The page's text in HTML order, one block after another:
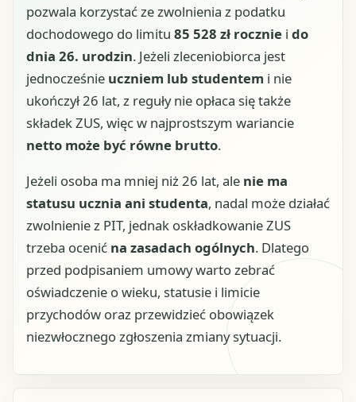
pozwala korzystać ze zwolnienia z podatku
dochodowego do limitu 85 528 zł rocznie i do
dnia 26. urodzin. Jeżeli zleceniobiorca jest
jednocześnie uczniem lub studentem i nie
ukończył 26 lat, z reguły nie opłaca się także
składek ZUS, więc w najprostszym wariancie
netto może być równe brutto.
Jeżeli osoba ma mniej niż 26 lat, ale nie ma
statusu ucznia ani studenta, nadal może działać
zwolnienie z PIT, jednak oskładkowanie ZUS
trzeba ocenić na zasadach ogólnych. Dlatego
przed podpisaniem umowy warto zebrać
oświadczenie o wieku, statusie i limicie
przychodów oraz przewidzieć obowiązek
niezwłocznego zgłoszenia zmiany sytuacji.